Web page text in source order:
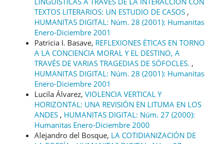
TEXTOS LITERARIOS: UN ESTUDIO DE CASOS ,
HUMANITAS DIGITAL: Núm. 28 (2001): Humanitas
Enero-Diciembre 2001
Patricia I. Basave, REFLEXIONES ÉTICAS EN TORNO
A LA CONCIENCIA MORAL Y EL DESTINO, A
TRAVÉS DE VARIAS TRAGEDIAS DE SÓFOCLES. ,
HUMANITAS DIGITAL: Núm. 28 (2001): Humanitas
Enero-Diciembre 2001
Lucila Álvarez, VIOLENCIA VERTICAL Y
HORIZONTAL: UNA REVISIÓN EN LITUMA EN LOS
ANDES , HUMANITAS DIGITAL: Núm. 27 (2000):
Humanitas Enero-Diciembre 2000
Alejandro del Bosque, LA COTIDIANIZACIÓN DE